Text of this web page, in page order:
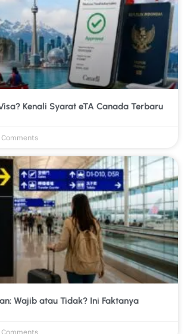
Kenali Syarat eTA Canada Terbaru
Comments
Wajib atau Tidak? Ini Faktanya
Comments